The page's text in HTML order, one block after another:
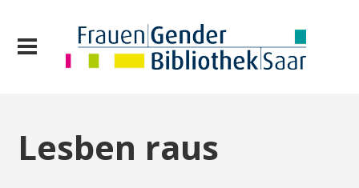
Lesben raus